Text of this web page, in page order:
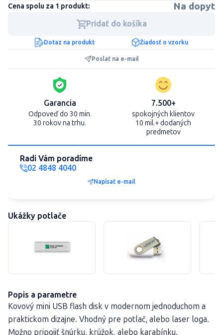
Cena spolu za 1 produkt: Na dopyt
Pridať do košíka
Dotaz na produkt Žiadosť o vzorku
Poslať na e-mail
Garancia
Odpoveď do 30 min.
30 rokov na trhu.
7.500+
spokojných klientov
10 mil.+ dodaných
predmetov
Radi Vám poradíme
02 4848 4040
Napísať e-mail
Ukážky potlače
Popis a parametre
Kovový mini USB flash disk v modernom jednoduchom a
praktickom dizajne. Vhodný pre potlač, alebo laser loga.
Možno pripojiť šnúrku, krúžok, alebo karabínku.